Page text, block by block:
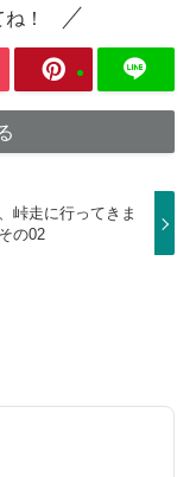
！
峠走に行ってきま
の02